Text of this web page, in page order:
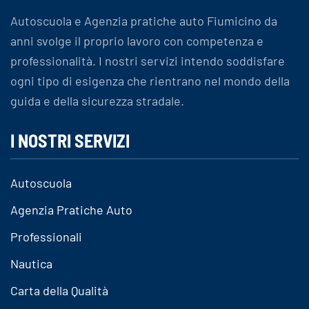
Autoscuola e Agenzia pratiche auto Fiumicino da
anni svolge il proprio lavoro con competenza e
professionalità. I nostri servizi intendo soddisfare
ogni tipo di esigenza che rientrano nel mondo della
guida e della sicurezza stradale.
I NOSTRI SERVIZI
Autoscuola
Agenzia Pratiche Auto
Professionali
Nautica
Carta della Qualità